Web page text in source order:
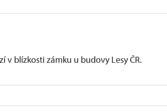
v blízkosti zámku u budovy Lesy ČR.